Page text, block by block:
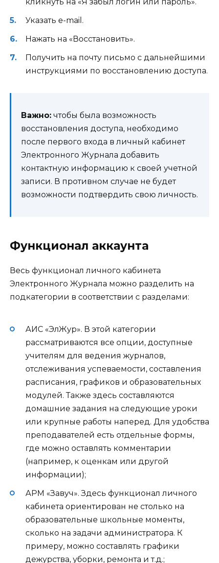
Указать e-mail.
Нажать на «Восстановить».
Получить на почту письмо с дальнейшими
инструкциями по восстановлению доступа.
Важно: чтобы была возможность
восстановления доступа, необходимо
после первого входа в личный кабинет
Электронного Журнала добавить
контактную информацию к своей учетной
записи. В противном случае не будет
возможности подтвердить свою личность.
Функционал аккаунта
Весь функционал личного кабинета
Электронного Журнала можно разделить на
подкатегории в соответствии с разделами:
АИС «ЭлЖур». В этой категории
рассматриваются все опции, доступные
учителям для ведения журналов,
отслеживания успеваемости, составления
расписания, графиков и образовательных
модулей. Также здесь составляются
домашние задания на следующие уроки
или крупные работы наперед. Для удобства
преподавателей есть отдельные формы,
где можно оставлять комментарии
(например, к оценкам или другой
информации);
АРМ «Завуч». Здесь функционал личного
кабинета ориентирован не столько на
образовательные школьные моменты,
сколько на задачи администратора. К
примеру, можно составлять графики
дежурства, уборки, ремонта и т.д.;